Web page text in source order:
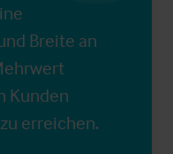
Breite an
Kunden
erreichen.